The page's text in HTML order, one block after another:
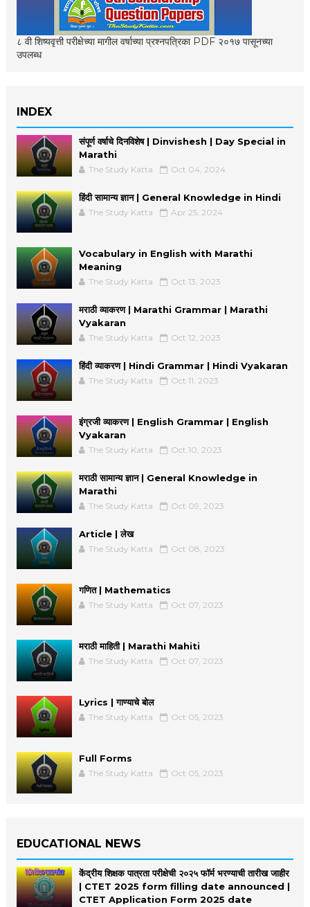
८ वी शिष्यवृत्ती परीक्षेच्या मागील वर्षाच्या प्रश्नपत्रिका PDF २०१७ पासूनच्या
उपलब्ध
INDEX
संपूर्ण वर्षाचे दिनविशेष | Dinvishesh | Day Special in
Marathi
The Study Katta Oct 04, 2024
हिंदी सामान्य ज्ञान | General Knowledge in Hindi
The Study Katta Apr 25, 2024
Vocabulary in English with Marathi
Meaning
The Study Katta Oct 13, 2023
मराठी व्याकरण | Marathi Grammar | Marathi
Vyakaran
The Study Katta Oct 12, 2023
हिंदी व्याकरण | Hindi Grammar | Hindi Vyakaran
The Study Katta Oct 11, 2023
इंग्रजी व्याकरण | English Grammar | English
Vyakaran
The Study Katta Oct 10, 2023
मराठी सामान्य ज्ञान | General Knowledge in
Marathi
The Study Katta Oct 09, 2023
Article | लेख
The Study Katta Oct 08, 2023
गणित | Mathematics
The Study Katta Oct 07, 2023
मराठी माहिती | Marathi Mahiti
The Study Katta Oct 07, 2023
Lyrics | गाण्याचे बोल
The Study Katta Oct 05, 2023
Full Forms
The Study Katta Oct 05, 2023
EDUCATIONAL NEWS
केंद्रीय शिक्षक पात्रता परीक्षेची २०२५ फॉर्म भरण्याची तारीख जाहीर
| CTET 2025 form filling date announced |
CTET Application Form 2025 date